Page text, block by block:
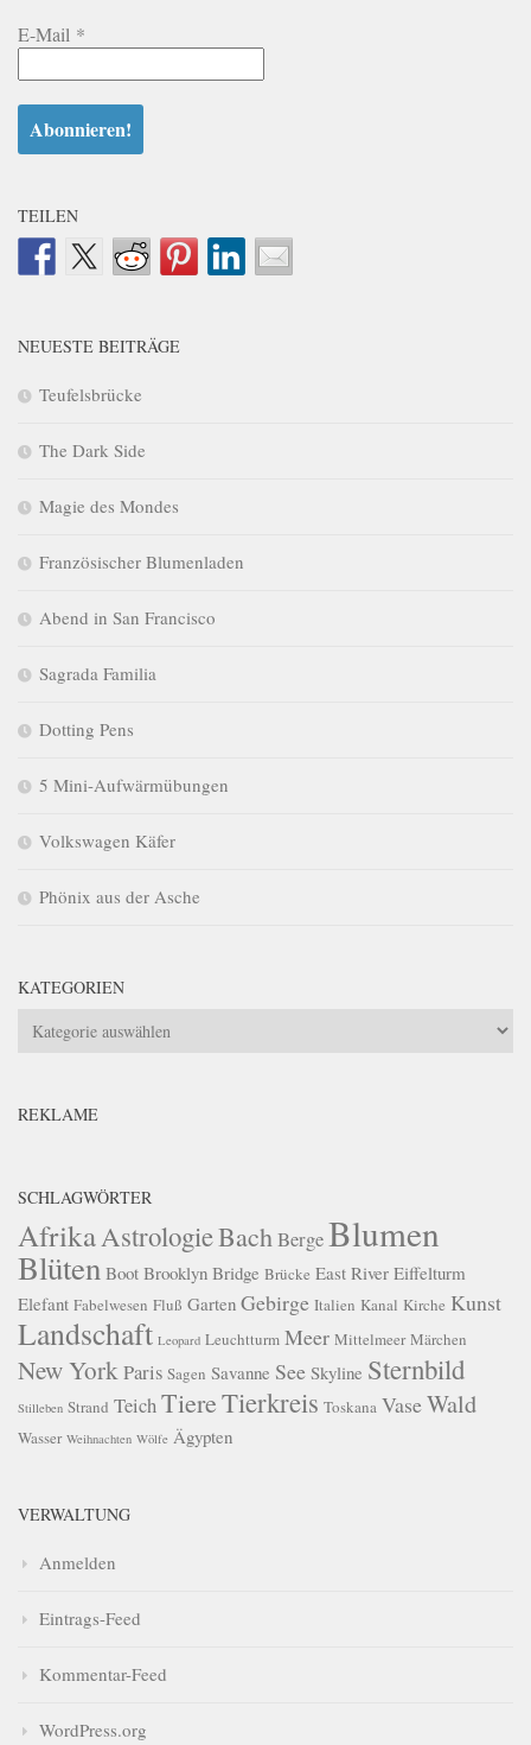
E-Mail *
TEILEN
NEUESTE BEITRÄGE
Teufelsbrücke
The Dark Side
Magie des Mondes
Französischer Blumenladen
Abend in San Francisco
Sagrada Familia
Dotting Pens
5 Mini-Aufwärmübungen
Volkswagen Käfer
Phönix aus der Asche
KATEGORIEN
Kategorien
REKLAME
SCHLAGWÖRTER
AfrikaAstrologieBachBergeBlumen
Blüten Boot Brooklyn Bridge Brücke East River Eiffelturm
Elefant Fabelwesen Fluß Garten Gebirge Italien Kanal Kirche Kunst
Landschaft Leopard Leuchtturm Meer Mittelmeer Märchen
New YorkParis Sagen Savanne See Skyline Sternbild
Stilleben Strand TeichTiereTierkreis Toskana VaseWald
Wasser Weihnachten Wölfe Ägypten
VERWALTUNG
Anmelden
Eintrags-Feed
Kommentar-Feed
WordPress.org